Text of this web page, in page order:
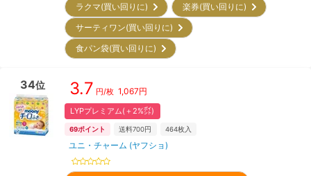
ラクマ(買い回りに)
楽券(買い回りに)
サーティワン(買い回りに)
食パン袋(買い回りに)
34位 3.7 円/枚 1,067円
LYPプレミアム(＋2%㌽)
69ポイント 送料700円 464枚入
ユニ・チャーム (ヤフショ)